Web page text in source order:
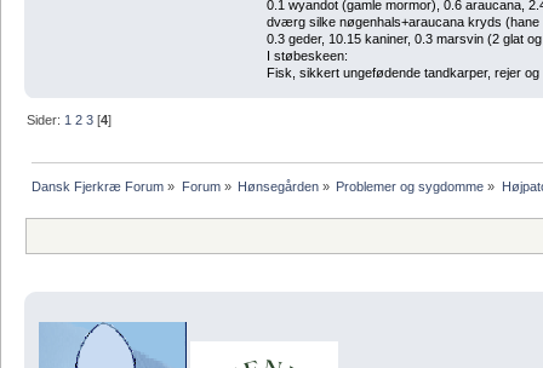
0.1 wyandot (gamle mormor), 0.6 araucana,
dværg silke nøgenhals+araucana kryds
0.3 geder, 10.15 kaniner, 0.3 marsvin (2 glat
I støbeskeen:
Fisk, sikkert ungefødende tandkarper, rejer
Sider: 1 2 3 [4]
Dansk Fjerkræ Forum » Forum» Hønsegården» Problemer og sygdomme »